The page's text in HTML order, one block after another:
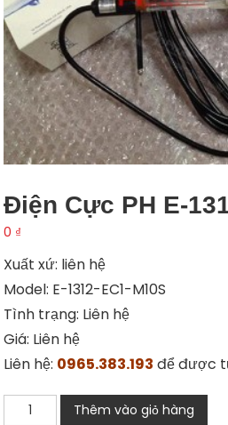
Điện Cực PH E-
0 ₫
Xuất xứ: liên hệ
Model: E-1312-EC1-M10S
Tình trạng: Liên hệ
Giá: Liên hệ
Liên hệ: 0965.383.193 để được
Điện
Thêm vào giỏ hàng